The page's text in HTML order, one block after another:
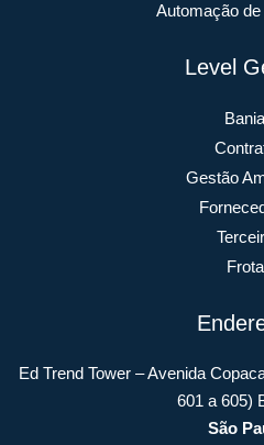
Automação
Level
Gestão
Ed Trend Tower – Avenida
601 a 605)
São